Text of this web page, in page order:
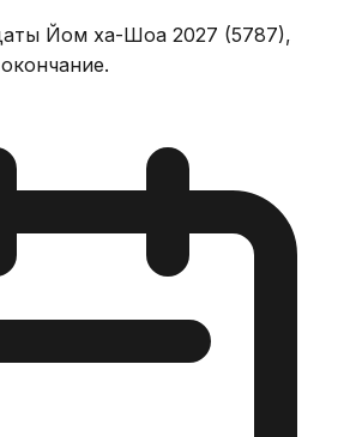
Йом ха-Шоа 2027 (5787),